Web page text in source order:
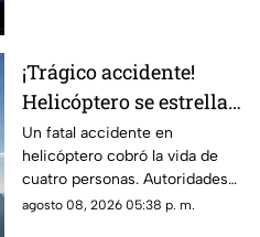
¡Trágico accidente!
Helicóptero se estrella
en zona boscosa y
mueren cuatro
personas
Un fatal accidente en
helicóptero cobró la vida de
cuatro personas. Autoridades
confirmaron que la aeronave
agosto 08, 2026 05:38 p. m.